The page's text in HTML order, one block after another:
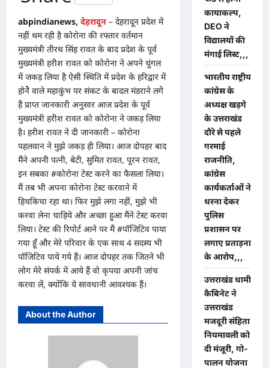
abpindianews, देहरादून – देहरादून प्रदेश में
नहीं थम रही है कोरोना की रफ्तार वर्तमान
मुख्यमंत्री तीरथ सिंह रावत के बाद प्रदेश के पूर्व
मुख्यमंत्री हरीश रावत को कोरोना ने अपने चुंगल
में जकड़ लिया है ऐसी स्थिति में प्रदेश के हरिद्वार में
होनेेेेे वाले महाकुंभ पर संकट के बादल मंडराने लगेे
हैं प्राप्त जानकारी अनुसार आज प्रदेश के पूर्व
मुख्यमंत्री हरीश रावत को कोरोना ने जकड़ लिया
है। हरीश रावत ने दी जानकारी – कोरोना
पहलवान ने मुझे जकड़ ही लिया। आज दोपहर बाद
मैंने अपनी पत्नी, बेटी, सुमित रावत, पूरन रावत,
इन सबका #कोरोना टेस्ट करने का फैसला लिया।
मैं तब भी अपना कोरोना टेस्ट करवाने में
हिचकिचा रहा था। फिर मुझे लगा नहीं, मुझे भी
करवा लेना चाहिये और अच्छा हुआ मैंने टेस्ट करवा
लिया। टेस्ट की रिपोर्ट आने पर मैं #पॉजिटिव पाया
गया हूँ और मेरे परिवार के एक साथ 4 सदस्य भी
पॉजिटिव पाये गये हैं। आज दोपहर तक जितने भी
लोग मेरे संपर्क में आये हैं वो कृपया अपनी जांच
करवा लें, क्योंकि ये सावधानी आवश्यक हैं।
About the Author
कायाकल्प,
DEO ने
विद्यालयों की
मंगाई लिस्ट,,,
भारतीय राष्ट्रीय
कांग्रेस के
अध्यक्ष खड़गे
के उत्तराखंड
दौरे से पहले
गरमाई
राजनीति,
कांग्रेस
कार्यकर्ताओं ने
धरना देकर
पुलिस
प्रशासन पर
लगाए प्रताड़ना
के आरोप,,,
उत्तराखंड धामी
कैबिनेट ने
उत्तराखंड
मजदूरी संहिता
नियमावली को
दी मंजूरी, गो-
पालन योजना